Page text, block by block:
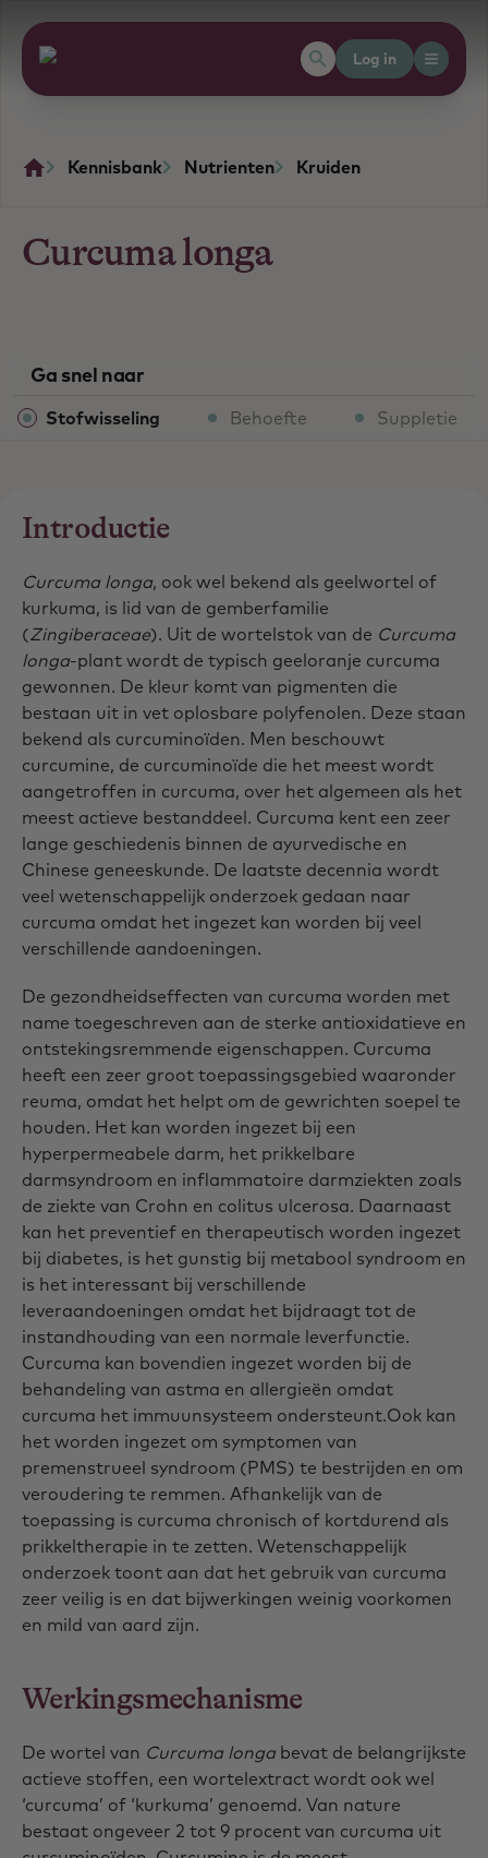
Log in
Kennisbank Nutrienten Kruiden
Curcuma longa
Ga snel naar
Stofwisseling Behoefte Suppletie
Introductie
Curcuma longa, ook wel bekend als geelwortel of
kurkuma, is lid van de gemberfamilie
(Zingiberaceae). Uit de wortelstok van de Curcuma
longa-plant wordt de typisch geeloranje curcuma
gewonnen. De kleur komt van pigmenten die
bestaan uit in vet oplosbare polyfenolen. Deze staan
bekend als curcuminoïden. Men beschouwt
curcumine, de curcuminoïde die het meest wordt
aangetroffen in curcuma, over het algemeen als het
meest actieve bestanddeel. Curcuma kent een zeer
lange geschiedenis binnen de ayurvedische en
Chinese geneeskunde. De laatste decennia wordt
veel wetenschappelijk onderzoek gedaan naar
curcuma omdat het ingezet kan worden bij veel
verschillende aandoeningen.
De gezondheidseffecten van curcuma worden met
name toegeschreven aan de sterke antioxidatieve en
ontstekingsremmende eigenschappen. Curcuma
heeft een zeer groot toepassingsgebied waaronder
reuma, omdat het helpt om de gewrichten soepel te
houden. Het kan worden ingezet bij een
hyperpermeabele darm, het prikkelbare
darmsyndroom en inflammatoire darmziekten zoals
de ziekte van Crohn en colitus ulcerosa. Daarnaast
kan het preventief en therapeutisch worden ingezet
bij diabetes, is het gunstig bij metabool syndroom en
is het interessant bij verschillende
leveraandoeningen omdat het bijdraagt tot de
instandhouding van een normale leverfunctie.
Curcuma kan bovendien ingezet worden bij de
behandeling van astma en allergieën omdat
curcuma het immuunsysteem ondersteunt.Ook kan
het worden ingezet om symptomen van
premenstrueel syndroom (PMS) te bestrijden en om
veroudering te remmen. Afhankelijk van de
toepassing is curcuma chronisch of kortdurend als
prikkeltherapie in te zetten. Wetenschappelijk
onderzoek toont aan dat het gebruik van curcuma
zeer veilig is en dat bijwerkingen weinig voorkomen
en mild van aard zijn.
Werkingsmechanisme
De wortel van Curcuma longa bevat de belangrijkste
actieve stoffen, een wortelextract wordt ook wel
‘curcuma’ of ‘kurkuma’ genoemd. Van nature
bestaat ongeveer 2 tot 9 procent van curcuma uit